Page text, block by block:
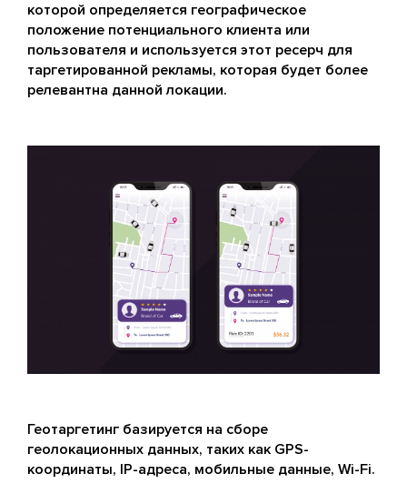
которой определяется географическое
положение потенциального клиента или
пользователя и используется этот ресерч для
таргетированной рекламы, которая будет более
релевантна данной локации.
Геотаргетинг базируется на сборе
геолокационных данных, таких как GPS-
координаты, IP-адреса, мобильные данные, Wi-Fi.